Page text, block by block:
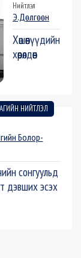
Нийтлэл
Э.Дөлгөөн
Хөшөөнүүдийн
хөөрөлдөөн
НИЙТЛЭЛ
Болор-
сонгуульд
дэвших эсэх